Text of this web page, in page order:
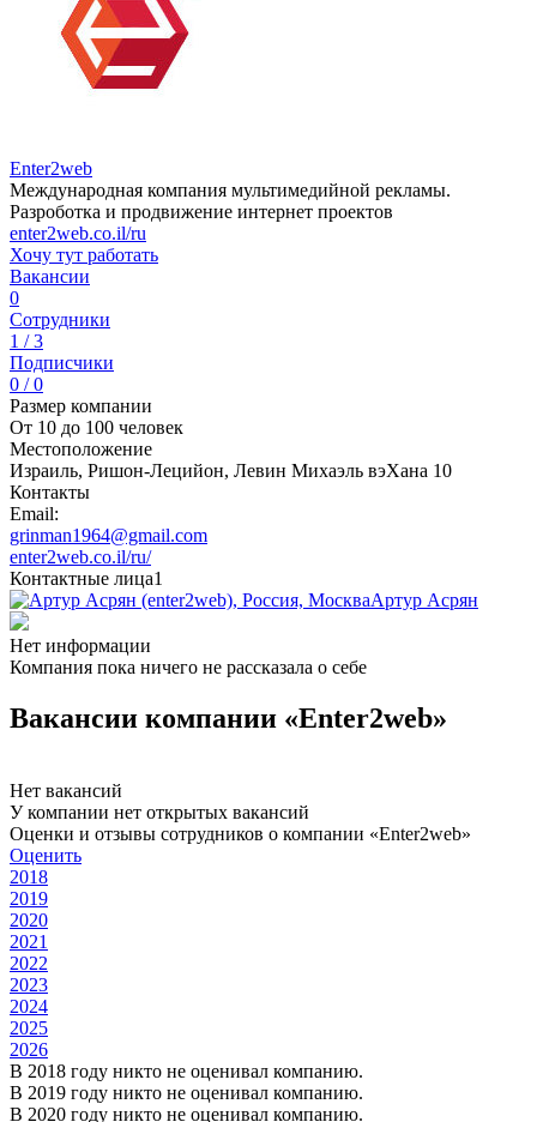
Enter2web
Международная компания мультимедийной рекламы.
Разроботка и продвижение интернет проектов
enter2web.co.il/ru
Хочу тут работать
Вакансии
0
Сотрудники
1 / 3
Подписчики
0 / 0
Размер компании
От 10 до 100 человек
Местоположение
Израиль, Ришон-Лецийон, Левин Михаэль вэХана 10
Контакты
Email:
grinman1964@gmail.com
enter2web.co.il/ru/
Контактные лица1
Артур Асрян
Нет информации
Компания пока ничего не рассказала о себе
Вакансии компании «Enter2web»
Нет вакансий
У компании нет открытых вакансий
Оценки и отзывы сотрудников о компании «Enter2web»
Оценить
2018
2019
2020
2021
2022
2023
2024
2025
2026
В 2018 году никто не оценивал компанию.
В 2019 году никто не оценивал компанию.
В 2020 году никто не оценивал компанию.